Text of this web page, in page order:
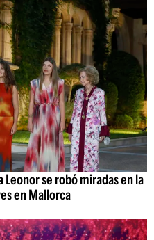
se robó miradas en la
en Mallorca